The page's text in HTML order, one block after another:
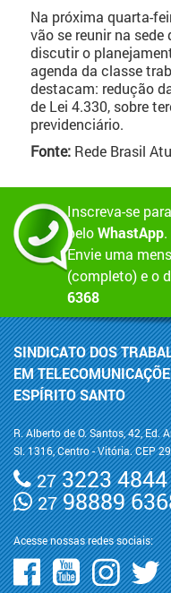
Na próxima quarta-
vão se reunir na sede
discutir o
agenda da classe
destacam: redução
de Lei 4.330, sobre
previdenciário.
Fonte: Rede Brasil
Inscreva-se
peloWhastApp.
Envie uma
(completo) e o
6368
SINDICATO DOS
EM
ESPÍRITO SANTO
R. Alberto de O. Santos, 42, Ed.
Sl. 1316, Centro - Vitória. CEP
273223 4844
2798889
Acesse nossas redes sociais: